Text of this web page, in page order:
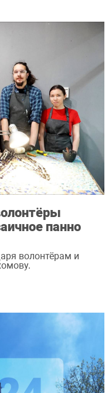
панно
волонтёрам и